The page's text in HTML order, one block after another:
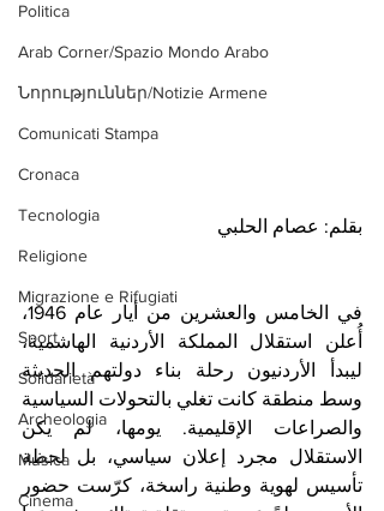
Politica
Arab Corner/Spazio Mondo Arabo
Նորություններ/Notizie Armene
Comunicati Stampa
Cronaca
Tecnologia
Religione
Migrazione e Rifugiati
Sport
Solidarietà
Archeologia
Musica
Cinema
بقلم: عصام الحلبي
أُعلن استقلال المملكة الأردنية الهاشمية،
ليبدأ الأردنيون رحلة بناء دولتهم الحديثة
والصراعات الإقليمية. يومها، لم يكن
الاستقلال مجرد إعلان سياسي، بل لحظة